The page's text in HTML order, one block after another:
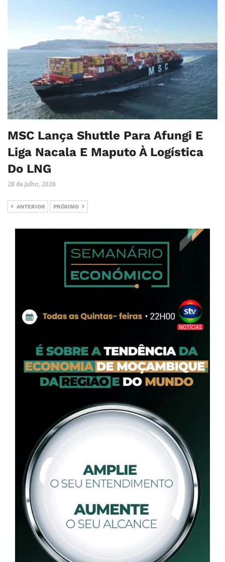
MSC Lança Shuttle Para Afungi E
Liga Nacala E Maputo À Logística
Do LNG
28 de Julho, 2026
ANTERIOR PRÓXIMO